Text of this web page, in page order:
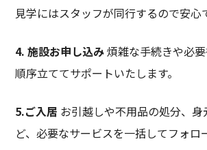
見学にはスタッフが同行するので安心
4. 施設お申し込み煩雑な手続きや必要
順序立ててサポートいたします。
5.ご入居 お引越しや不用品の処分、
ど、必要なサービスを一括してフォロ